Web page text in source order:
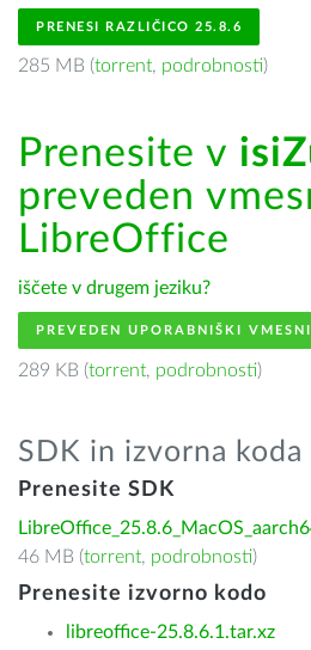
PRENESI RAZLIČICO 25.8.6
285 MB (torrent, podrobnosti)
Prenesite v
preveden
LibreOffice
iščete v drugem jeziku?
PREVEDEN UPORABNIŠKI
289 KB (torrent, podrobnosti)
SDK in izvorna koda
Prenesite SDK
46 MB (torrent, podrobnosti)
Prenesite izvorno kodo
libreoffice-25.8.6.1.tar.xz